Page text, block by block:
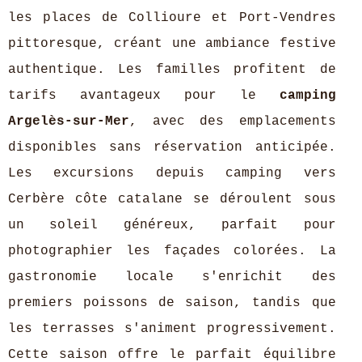
les places de Collioure et Port-Vendres
pittoresque, créant une ambiance festive
authentique. Les familles profitent de
tarifs avantageux pour le camping
Argelès-sur-Mer, avec des emplacements
disponibles sans réservation anticipée.
Les excursions depuis camping vers
Cerbère côte catalane se déroulent sous
un soleil généreux, parfait pour
photographier les façades colorées. La
gastronomie locale s'enrichit des
premiers poissons de saison, tandis que
les terrasses s'animent progressivement.
Cette saison offre le parfait équilibre